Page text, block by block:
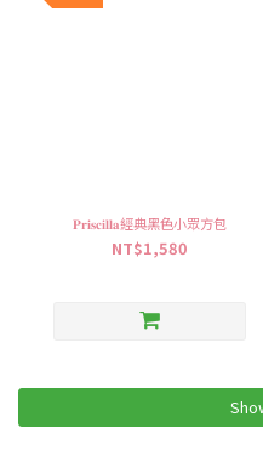
𝐏𝐫𝐢𝐬𝐜𝐢𝐥𝐥𝐚經典黑色小眾方包
NT$1,580